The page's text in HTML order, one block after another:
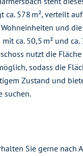
ca. 578 m², verteilt
und
ca. 50,5 m² und
nutzt die
sodass die
Zustand und
suchen.
Sie gerne nach